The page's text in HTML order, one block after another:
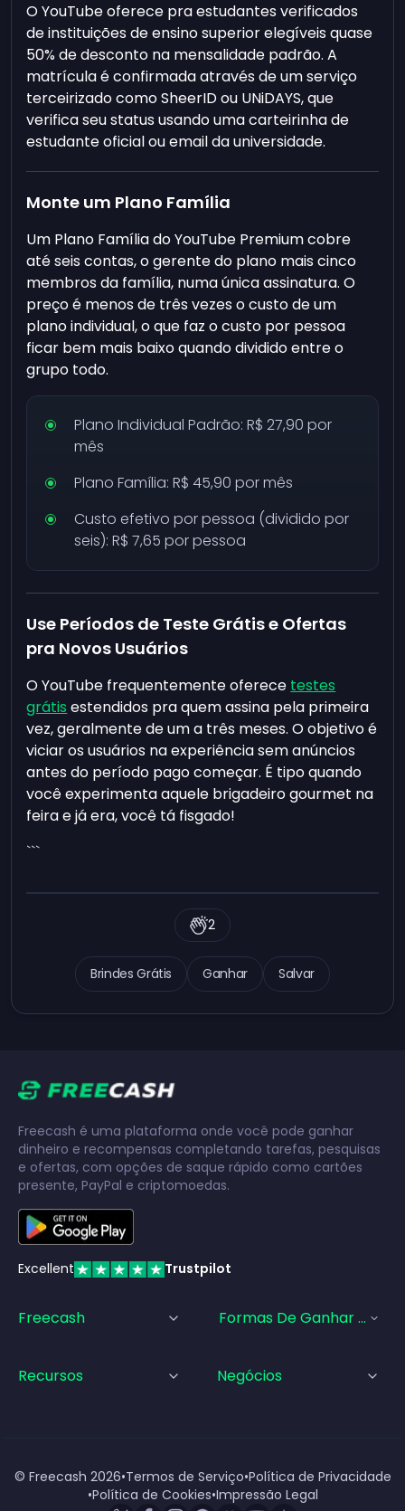
O YouTube oferece pra estudantes verificados
de instituições de ensino superior elegíveis quase
50% de desconto na mensalidade padrão. A
matrícula é confirmada através de um serviço
terceirizado como SheerID ou UNiDAYS, que
verifica seu status usando uma carteirinha de
estudante oficial ou email da universidade.
Monte um Plano Família
Um Plano Família do YouTube Premium cobre
até seis contas, o gerente do plano mais cinco
membros da família, numa única assinatura. O
preço é menos de três vezes o custo de um
plano individual, o que faz o custo por pessoa
ficar bem mais baixo quando dividido entre o
grupo todo.
Plano Individual Padrão: R$ 27,90 por
mês
Plano Família: R$ 45,90 por mês
Custo efetivo por pessoa (dividido por
seis): R$ 7,65 por pessoa
Use Períodos de Teste Grátis e Ofertas
pra Novos Usuários
O YouTube frequentemente oferece testes
grátis estendidos pra quem assina pela primeira
vez, geralmente de um a três meses. O objetivo é
viciar os usuários na experiência sem anúncios
antes do período pago começar. É tipo quando
você experimenta aquele brigadeiro gourmet na
feira e já era, você tá fisgado!
```
Brindes Grátis Ganhar Salvar
2
Freecash é uma plataforma onde você pode ganhar
dinheiro e recompensas completando tarefas, pesquisas
e ofertas, com opções de saque rápido como cartões
presente, PayPal e criptomoedas.
Excellent Trustpilot
Freecash Formas De Ganhar
Recursos Negócios
© Freecash 2026•Termos de Serviço•Política de Privacidade
•Política de Cookies•Impressão Legal